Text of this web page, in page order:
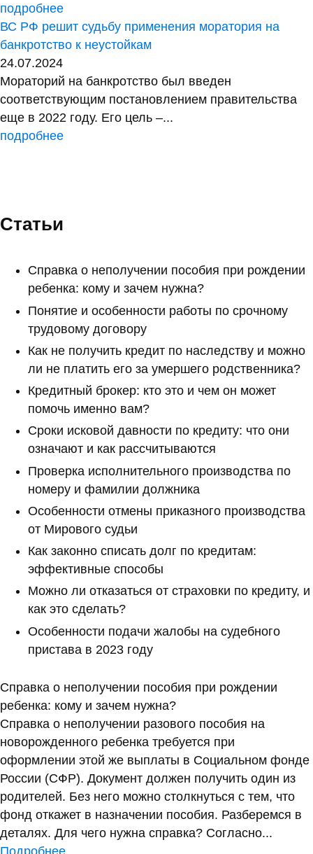
подробнее
ВС РФ решит судьбу применения моратория на
банкротство к неустойкам
24.07.2024
Мораторий на банкротство был введен
соответствующим постановлением правительства
еще в 2022 году. Его цель –...
подробнее
Статьи
Справка о неполучении пособия при рождении
ребенка: кому и зачем нужна?
Понятие и особенности работы по срочному
трудовому договору
Как не получить кредит по наследству и можно
ли не платить его за умершего родственника?
Кредитный брокер: кто это и чем он может
помочь именно вам?
Сроки исковой давности по кредиту: что они
означают и как рассчитываются
Проверка исполнительного производства по
номеру и фамилии должника
Особенности отмены приказного производства
от Мирового судьи
Как законно списать долг по кредитам:
эффективные способы
Можно ли отказаться от страховки по кредиту, и
как это сделать?
Особенности подачи жалобы на судебного
пристава в 2023 году
Справка о неполучении пособия при рождении
ребенка: кому и зачем нужна?
Справка о неполучении разового пособия на
новорожденного ребенка требуется при
оформлении этой же выплаты в Социальном фонде
России (СФР). Документ должен получить один из
родителей. Без него можно столкнуться с тем, что
фонд откажет в назначении пособия. Разберемся в
деталях. Для чего нужна справка? Согласно...
Подробнее